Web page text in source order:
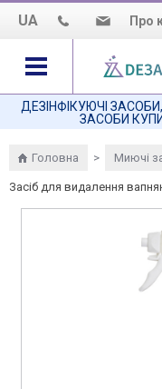
UA Про
Про
ДЕЗІНФІКУЮЧІ
ЗАСОБИ
Головна > Миючі
Засіб для видалення